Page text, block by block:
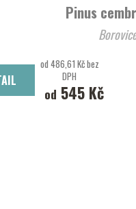
Pinus
od 486,61 Kč bez
DPH
od 545 Kč